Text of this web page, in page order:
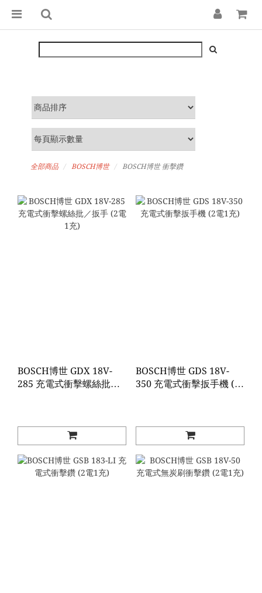
全部商品 BOSCH博世 BOSCH博世 衝擊鑽
BOSCH博世 GDX 18V-
285 充電式衝擊螺絲批／
BOSCH博世 GDS 18V-
350 充電式衝擊扳手機 (2